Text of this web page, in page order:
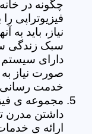
چگونه در
فیزیوتراپی
نیاز، باید به
سبک زندگی
دارای سیستم
صورت نیاز به
خدمت
مجموعه ی
داشتن مدرن
ارائه ی